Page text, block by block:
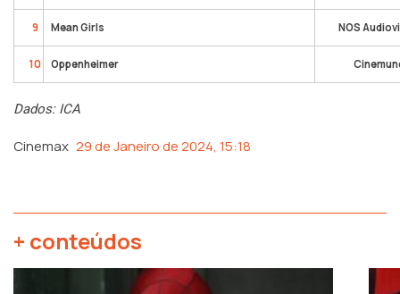
9 Mean Girls NOS
10 Oppenheimer
Dados: ICA
Cinemax 29 de Janeiro de 2024, 15:18
+ conteúdos